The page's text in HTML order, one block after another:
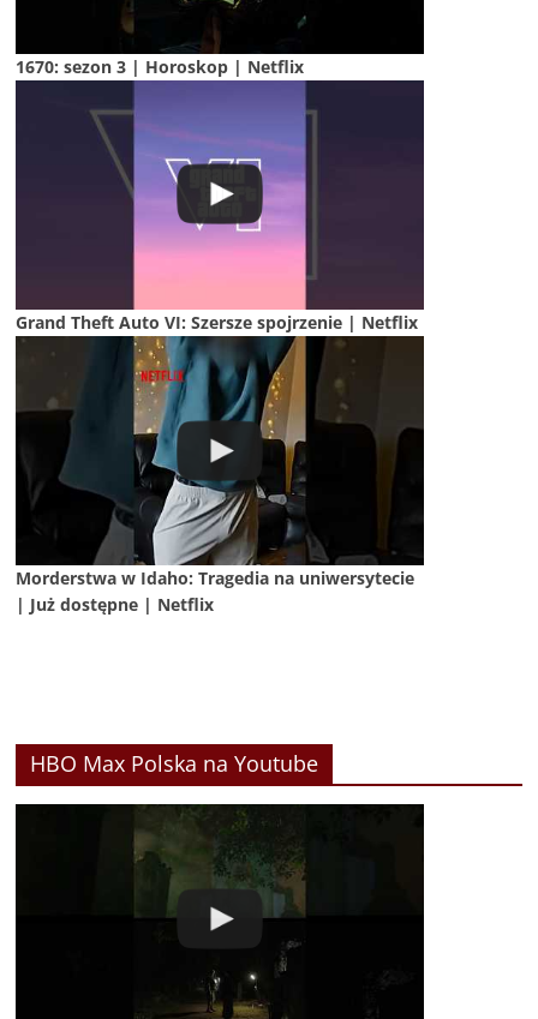
1670: sezon 3 | Horoskop | Netflix
Grand Theft Auto VI: Szersze spojrzenie | Netflix
Morderstwa w Idaho: Tragedia na uniwersytecie
| Już dostępne | Netflix
HBO Max Polska na Youtube